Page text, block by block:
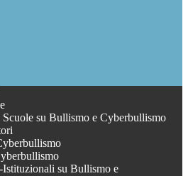
su Bullismo e Cyberbullismo
su Bullismo e